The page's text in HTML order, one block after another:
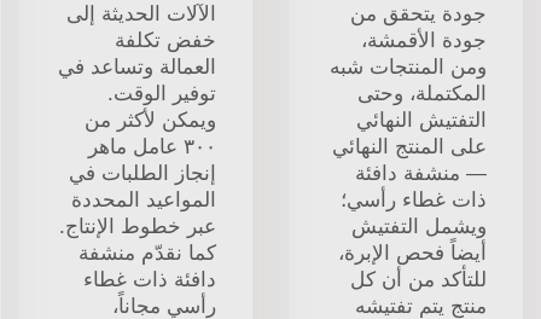
جودة يتحقق من
جودة الأقمشة،
ومن المنتجات شبه
المكتملة، وحتى
التفتيش النهائي
على المنتج النهائي
— منشفة دافئة
ذات غطاء رأسي؛
ويشمل التفتيش
أيضاً فحص الإبرة،
للتأكد من أن كل
منتج يتم تفتيشه
الآلات الحديثة إلى
خفض تكلفة
العمالة وتساعد في
توفير الوقت.
ويمكن لأكثر من
٣٠٠ عامل ماهر
إنجاز الطلبات في
المواعيد المحددة
عبر خطوط الإنتاج.
كما نقدّم منشفة
دافئة ذات غطاء
رأسي مجاناً،